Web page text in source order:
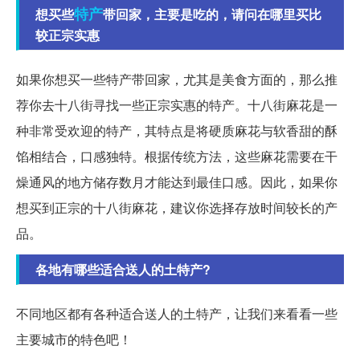
想买些特产带回家，主要是吃的，请问在哪里买比
较正宗实惠
如果你想买一些特产带回家，尤其是美食方面的，那么推
荐你去十八街寻找一些正宗实惠的特产。十八街麻花是一
种非常受欢迎的特产，其特点是将硬质麻花与软香甜的酥
馅相结合，口感独特。根据传统方法，这些麻花需要在干
燥通风的地方储存数月才能达到最佳口感。因此，如果你
想买到正宗的十八街麻花，建议你选择存放时间较长的产
品。
各地有哪些适合送人的土特产?
不同地区都有各种适合送人的土特产，让我们来看看一些
主要城市的特色吧！